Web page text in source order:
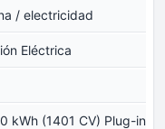
/ electricidad
Eléctrica
kWh (1401 CV) Plug-in